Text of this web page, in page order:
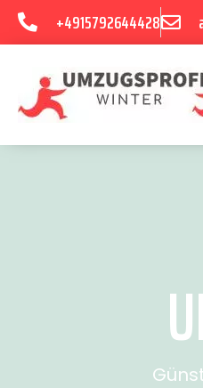
+4915792644428